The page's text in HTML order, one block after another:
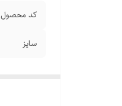
کد محصول
سایز